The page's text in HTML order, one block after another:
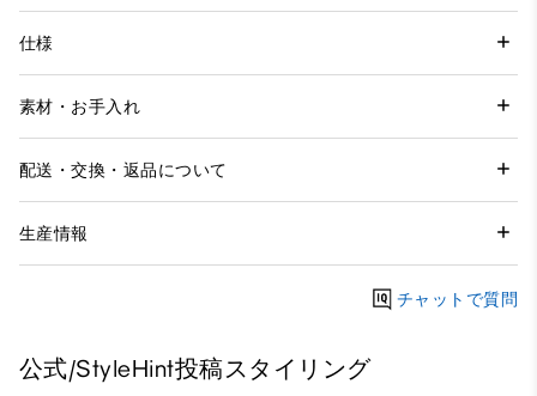
仕様
素材・お手入れ
配送・交換・返品について
生産情報
チャットで質問
公式/StyleHint投稿スタイリング